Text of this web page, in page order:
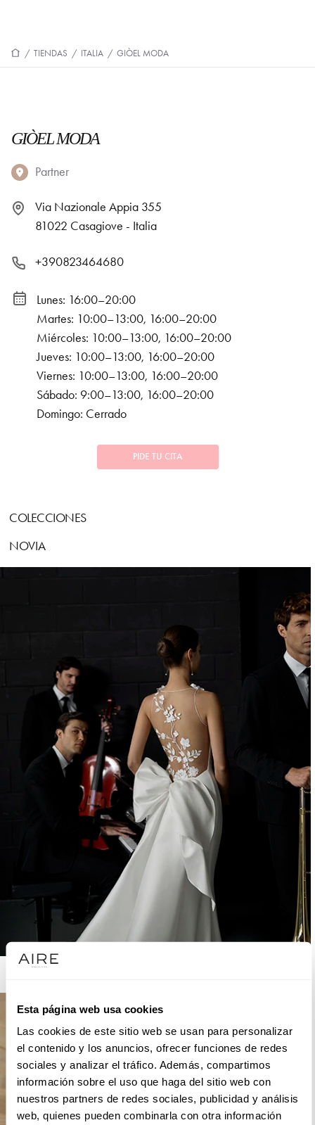
Esta página web usa cookies
Las cookies de este sitio web se usan para personalizar
el contenido y los anuncios, ofrecer funciones de redes
sociales y analizar el tráfico. Además, compartimos
información sobre el uso que haga del sitio web con
nuestros partners de redes sociales, publicidad y análisis
web, quienes pueden combinarla con otra información
/ TIENDAS / ITALIA / GIÒEL MODA
GIÒEL MODA
Partner
Via Nazionale Appia 355
81022 Casagiove - Italia
+390823464680
Lunes: 16:00–20:00
Martes: 10:00–13:00, 16:00–20:00
Miércoles: 10:00–13:00, 16:00–20:00
Jueves: 10:00–13:00, 16:00–20:00
Viernes: 10:00–13:00, 16:00–20:00
Sábado: 9:00–13:00, 16:00–20:00
Domingo: Cerrado
PIDE TU CITA
COLECCIONES
NOVIA
AIRE ATELIER